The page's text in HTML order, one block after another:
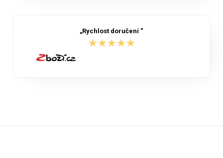
„Rychlost doručení “
★★★★★
★★★★★